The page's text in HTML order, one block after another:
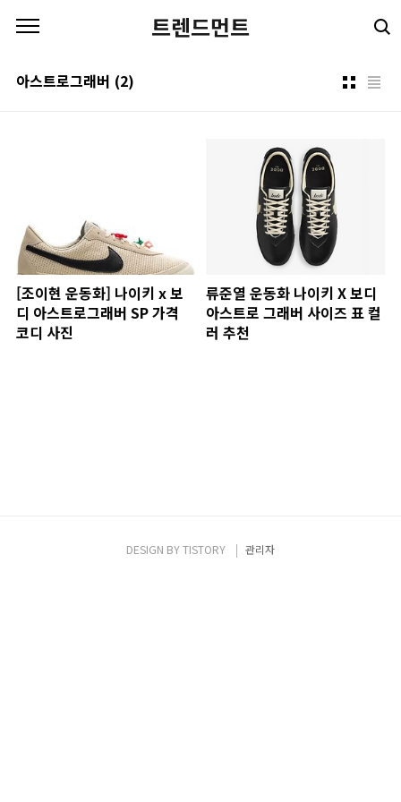
트렌드먼트
아스트로그래버 (2)
[조이현 운동화] 나이키 x 보
디 아스트로그래버 SP 가격
코디 사진
류준열 운동화 나이키 X 보디
아스트로 그래버 사이즈 표 컬
러 추천
DESIGN BYTISTORY 관리자